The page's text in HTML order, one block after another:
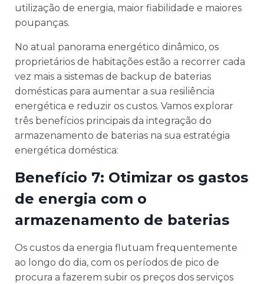
utilização de energia, maior fiabilidade e maiores
poupanças.
No atual panorama energético dinâmico, os
proprietários de habitações estão a recorrer cada
vez mais a sistemas de backup de baterias
domésticas para aumentar a sua resiliência
energética e reduzir os custos. Vamos explorar
três benefícios principais da integração do
armazenamento de baterias na sua estratégia
energética doméstica:
Benefício 7: Otimizar os gastos
de energia com o
armazenamento de baterias
Os custos da energia flutuam frequentemente
ao longo do dia, com os períodos de pico de
procura a fazerem subir os preços dos serviços